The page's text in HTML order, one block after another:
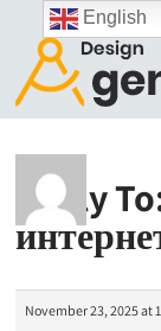
Reply
November 23, 2025 at
English